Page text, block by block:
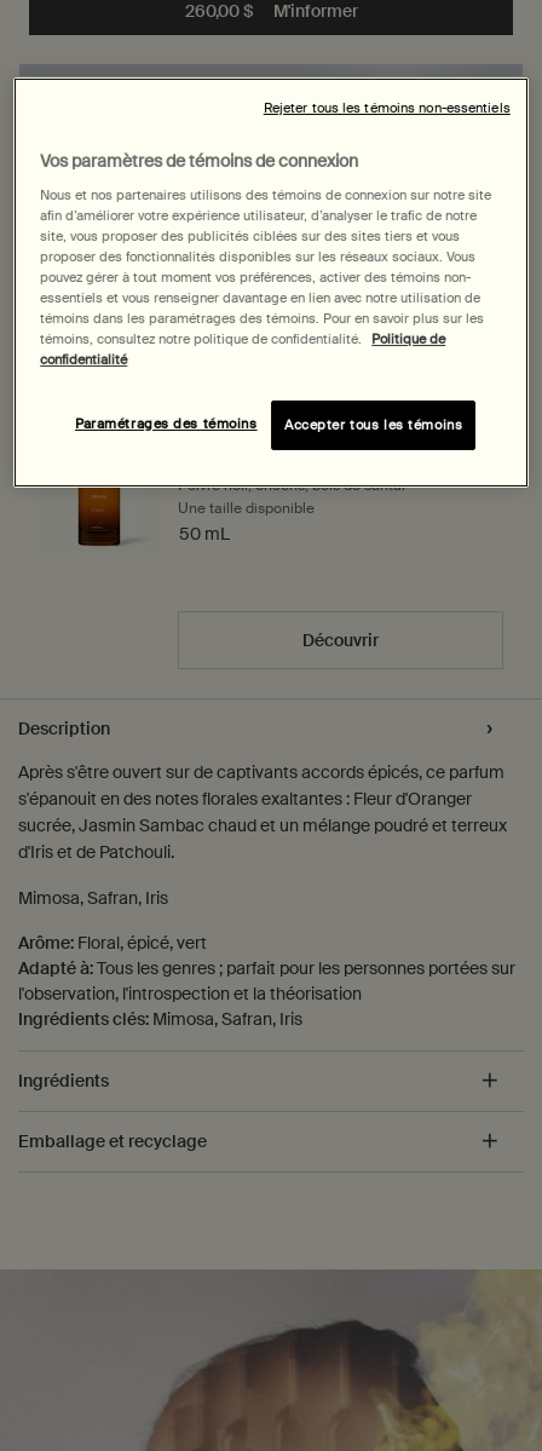
260,00 $ M'informerwhen the Gloam Eau
Genévrier, Cumin, Santal
Une taille disponible
50 mL
Eidesis Eau de Parfum
Poivre noir, encens, bois de santal
Une taille disponible
50 mL
Découvrir
Description
Après s'être ouvert sur de captivants accords épicés, ce parfum
s'épanouit en des notes florales exaltantes : Fleur d'Oranger
sucrée, Jasmin Sambac chaud et un mélange poudré et terreux
d'Iris et de Patchouli.
Mimosa, Safran, Iris
Arôme: Floral, épicé, vert
Adapté à:Tous les genres ; parfait pour les personnes portées sur
l'observation, l'introspection et la théorisation
Ingrédients clés: Mimosa, Safran, Iris
Ingrédients
Emballage et recyclage
Vos paramètres de témoins de connexion
Nous et nos partenaires utilisons des témoins de connexion sur notre site
afin d’améliorer votre expérience utilisateur, d’analyser le trafic de notre
site, vous proposer des publicités ciblées sur des sites tiers et vous
proposer des fonctionnalités disponibles sur les réseaux sociaux. Vous
pouvez gérer à tout moment vos préférences, activer des témoins non-
essentiels et vous renseigner davantage en lien avec notre utilisation de
témoins dans les paramétrages des témoins. Pour en savoir plus sur les
témoins, consultez notre politique de confidentialité.
Politique de
confidentialité
Paramétrages des témoins Accepter tous les témoins
Rejeter tous les témoins non-essentiels